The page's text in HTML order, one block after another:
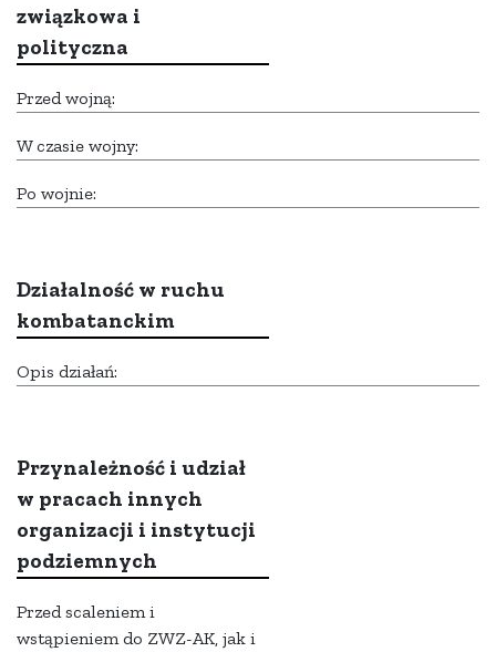
związkowa i
polityczna
Przed wojną:
W czasie wojny:
Po wojnie:
Działalność w ruchu
kombatanckim
Opis działań:
Przynależność i udział
w pracach innych
organizacji i instytucji
podziemnych
Przed scaleniem i
wstąpieniem do ZWZ-AK, jak i